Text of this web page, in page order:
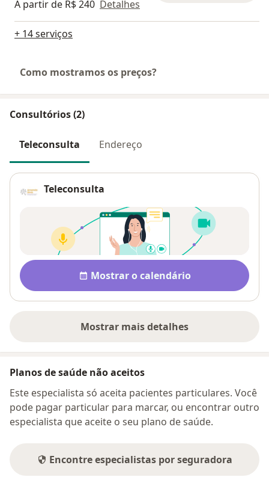
A partir de R$ 240 Detalhes
+ 14 serviços
Como mostramos os preços?
Consultórios (2)
Teleconsulta Endereço
Teleconsulta
Disponibilidade
Mostrar o calendário
Mostrar mais detalhes
sobre o endereço
Planos de saúde não aceitos
Este especialista só aceita pacientes particulares. Você
pode pagar particular para marcar, ou encontrar outro
especialista que aceite o seu plano de saúde.
Encontre especialistas por seguradora